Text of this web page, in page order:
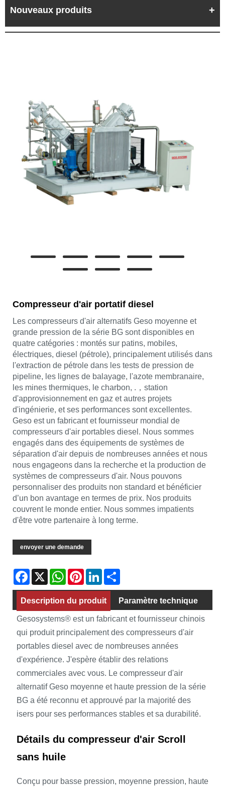
Nouveaux produits
Compresseur d'air portatif diesel
Les compresseurs d'air alternatifs Geso moyenne et
grande pression de la série BG sont disponibles en
quatre catégories : montés sur patins, mobiles,
électriques, diesel (pétrole), principalement utilisés dans
l'extraction de pétrole dans les tests de pression de
pipeline, les lignes de balayage, l'azote membranaire,
les mines thermiques, le charbon, .，station
d'approvisionnement en gaz et autres projets
d'ingénierie, et ses performances sont excellentes.
Geso est un fabricant et fournisseur mondial de
compresseurs d'air portables diesel. Nous sommes
engagés dans des équipements de systèmes de
séparation d'air depuis de nombreuses années et nous
nous engageons dans la recherche et la production de
systèmes de compresseurs d'air. Nous pouvons
personnaliser des produits non standard et bénéficier
d’un bon avantage en termes de prix. Nos produits
couvrent le monde entier. Nous sommes impatients
d'être votre partenaire à long terme.
envoyer une demande
Facebook
X WhatsAppPinterestLinkedIn
Description du produit Paramètre technique
Gesosystems® est un fabricant et fournisseur chinois
qui produit principalement des compresseurs d'air
portables diesel avec de nombreuses années
d'expérience. J'espère établir des relations
commerciales avec vous. Le compresseur d'air
alternatif Geso moyenne et haute pression de la série
BG a été reconnu et approuvé par la majorité des
isers pour ses performances stables et sa durabilité.
Détails du compresseur d'air Scroll
sans huile
Conçu pour basse pression, moyenne pression, haute